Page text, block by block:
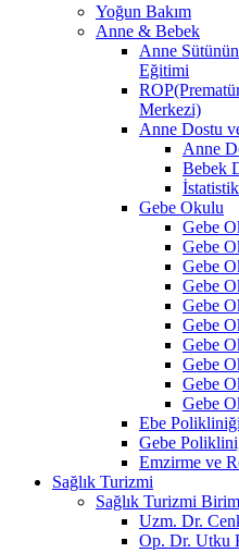
Yoğun Bakım
Anne & Bebek
Anne
Eğitimi
Merkezi)
Anne Dostu
Anne
Bebek
Gebe Okulu
Gebe
Gebe
Gebe
Gebe
Gebe
Gebe
Gebe
Gebe
Gebe
Gebe
Ebe Polikliniği
Gebe
Emzirme ve
Sağlık Turizmi
Sağlık Turizmi
Uzm. Dr.
Op. Dr.